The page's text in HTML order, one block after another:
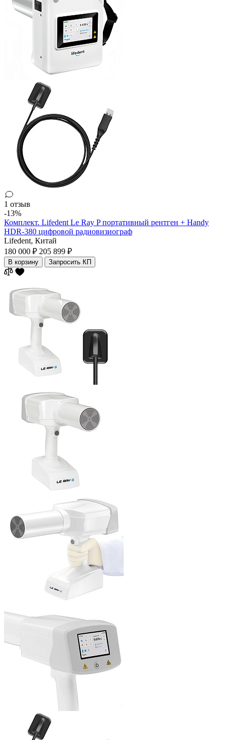
1 отзыв
-13%
Комплект. Lifedent Le Ray P портативный рентген + Handy
HDR-380 цифровой радиовизиограф
Lifedent, Китай
180 000 ₽ 205 899 ₽
В корзину Запросить КП